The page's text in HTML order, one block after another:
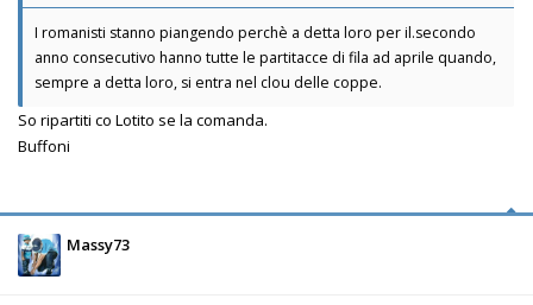
I romanisti stanno piangendo perchè a detta loro per il.secondo
anno consecutivo hanno tutte le partitacce di fila ad aprile quando,
sempre a detta loro, si entra nel clou delle coppe.
So ripartiti co Lotito se la comanda.
Buffoni
Massy73